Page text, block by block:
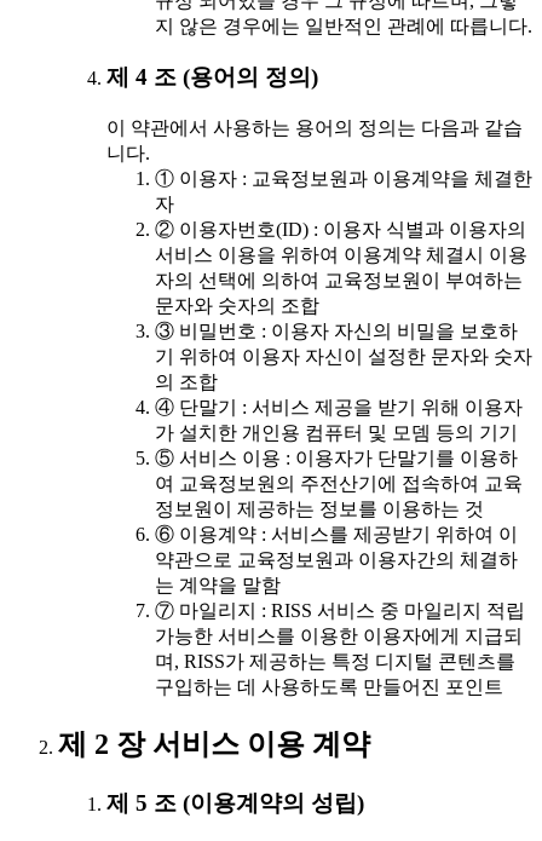
지 않은 경우에는 일반적인 관례에 따릅니다.
제 4 조 (용어의 정의)
이 약관에서 사용하는 용어의 정의는 다음과 같습
니다.
① 이용자 : 교육정보원과 이용계약을 체결한
자
② 이용자번호(ID) : 이용자 식별과 이용자의
서비스 이용을 위하여 이용계약 체결시 이용
자의 선택에 의하여 교육정보원이 부여하는
문자와 숫자의 조합
③ 비밀번호 : 이용자 자신의 비밀을 보호하
기 위하여 이용자 자신이 설정한 문자와 숫자
의 조합
④ 단말기 : 서비스 제공을 받기 위해 이용자
가 설치한 개인용 컴퓨터 및 모뎀 등의 기기
⑤ 서비스 이용 : 이용자가 단말기를 이용하
여 교육정보원의 주전산기에 접속하여 교육
정보원이 제공하는 정보를 이용하는 것
⑥ 이용계약 : 서비스를 제공받기 위하여 이
약관으로 교육정보원과 이용자간의 체결하
는 계약을 말함
⑦ 마일리지 : RISS 서비스 중 마일리지 적립
가능한 서비스를 이용한 이용자에게 지급되
며, RISS가 제공하는 특정 디지털 콘텐츠를
구입하는 데 사용하도록 만들어진 포인트
제 2 장 서비스 이용 계약
제 5 조 (이용계약의 성립)